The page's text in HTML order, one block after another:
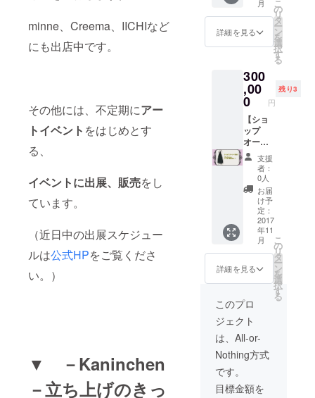
minne、Creema、IICHIなど
にも出店中です。
その他には、不定期にアー
トイベント をはじめとす
る、
イベントに出展、販売をし
ています。
（近日中の出展スケジュー
ルは公式HPをご覧くださ
い。）
▼ －Kaninchen
－立ち上げのきっ
SNSに
てご紹
介、告
知をさ
ます。
ご不明
点がご
ざいま
したら
ご連絡
くださ
い。
ス 60
個（全5
色、各
12こず
hen- 商
品カタ
ログ(ご
希望の
場合の
みお付
けして
いま
す。）
‐Kaninc
hen‐正
規取扱
店とし
て、
HP、
SNSに
てご紹
介、告
知をさ
ただき
ます。
ご不明
点がご
ざいま
したら
い。
月
詳細を見る
こ
の
リ
タ
ー
ン
を
選
択
す
る
300
,00
0 円
残り3
【ショ
ップ
オー
ナー様
向け】
新作サ
ロペッ
ト 25
着 ロー
ズネッ
クレ
ス 85
個（全5
色、各
12こず
Kaninc
hen- 商
品カタ
ログ＋
フライ
ヤー等
‐Kaninc
支援
者：
0人
お届
け予
定：
2017
年11
月
詳細を見る
こ
の
リ
タ
ー
ン
を
選
択
す
る
このプロ
ジェクト
は、All-or-
Nothing方式
です。
目標金額を